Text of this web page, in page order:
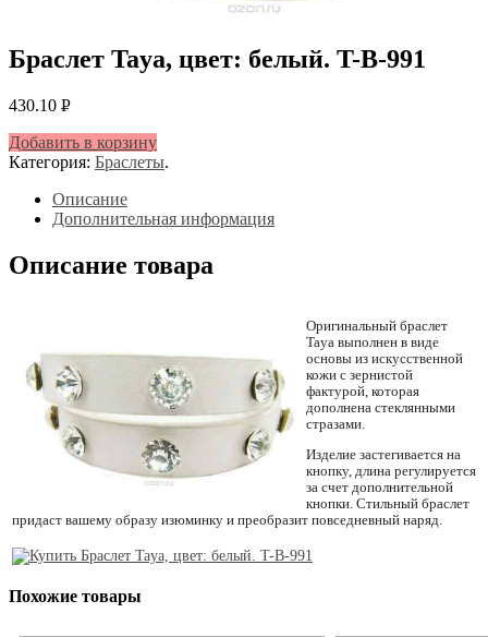
Браслет Taya, цвет: белый. T-B-991
430.10 Р
Добавить в корзину
Категория: Браслеты.
Описание
Дополнительная информация
Описание товара
Оригинальный браслет
Taya выполнен в виде
основы из искусственной
кожи с зернистой
фактурой, которая
дополнена стеклянными
стразами.
Изделие застегивается на
кнопку, длина регулируется
за счет дополнительной
кнопки. Стильный браслет
придаст вашему образу изюминку и преобразит повседневный наряд.
Похожие товары